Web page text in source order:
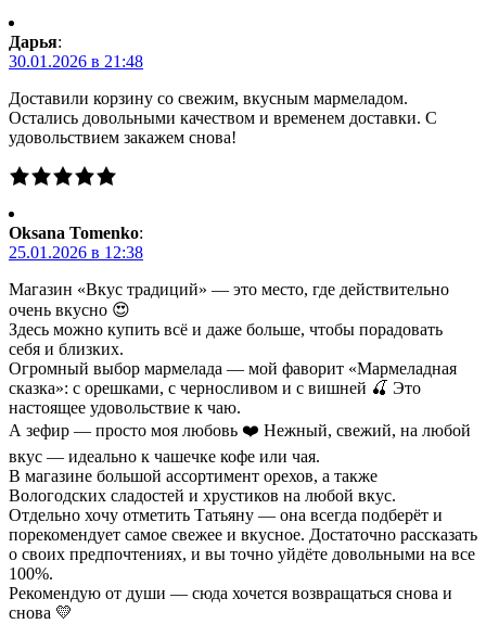
Дарья:
30.01.2026 в 21:48
Доставили корзину со свежим, вкусным мармеладом.
Остались довольными качеством и временем доставки. С
удовольствием закажем снова!
Oksana Tomenko:
25.01.2026 в 12:38
Магазин «Вкус традиций» — это место, где действительно
очень вкусно 😍
Здесь можно купить всё и даже больше, чтобы порадовать
себя и близких.
Огромный выбор мармелада — мой фаворит «Мармеладная
сказка»: с орешками, с черносливом и с вишней 🍒 Это
настоящее удовольствие к чаю.
А зефир — просто моя любовь ❤️ Нежный, свежий, на любой
вкус — идеально к чашечке кофе или чая.
В магазине большой ассортимент орехов, а также
Вологодских сладостей и хрустиков на любой вкус.
Отдельно хочу отметить Татьяну — она всегда подберёт и
порекомендует самое свежее и вкусное. Достаточно рассказать
о своих предпочтениях, и вы точно уйдёте довольными на все
100%.
Рекомендую от души — сюда хочется возвращаться снова и
снова 💛